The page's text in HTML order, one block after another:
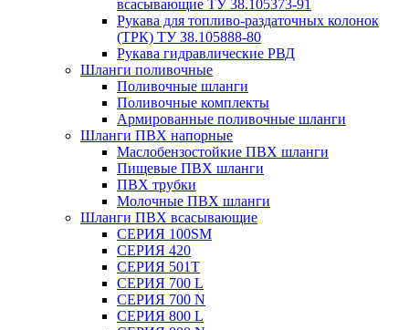
всасывающие ТУ 38.105373-91
Рукава для топливо-раздаточных колонок
(ТРК) ТУ 38.105888-80
Рукава гидравлические РВД
Шланги поливочные
Поливочные шланги
Поливочные комплекты
Армированные поливочные шланги
Шланги ПВХ напорные
Маслобензостойкие ПВХ шланги
Пищевые ПВХ шланги
ПВХ трубки
Молочные ПВХ шланги
Шланги ПВХ всасывающие
СЕРИЯ 100SM
СЕРИЯ 420
СЕРИЯ 501T
СЕРИЯ 700 L
СЕРИЯ 700 N
СЕРИЯ 800 L